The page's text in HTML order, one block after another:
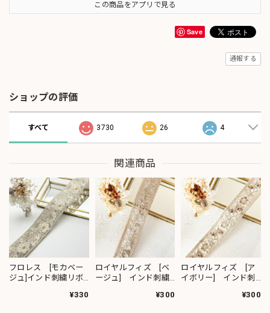
この商品をアプリで見る
Save
通報する
ショップの評価
すべて 3730 26 4
関連商品
フロレス [モカベー
ジュ]インド刺繍リボ
¥330
ロイヤルフィズ [ベ
ージュ] インド刺繍
¥300
ロイヤルフィズ [ア
イボリー] インド刺
¥300